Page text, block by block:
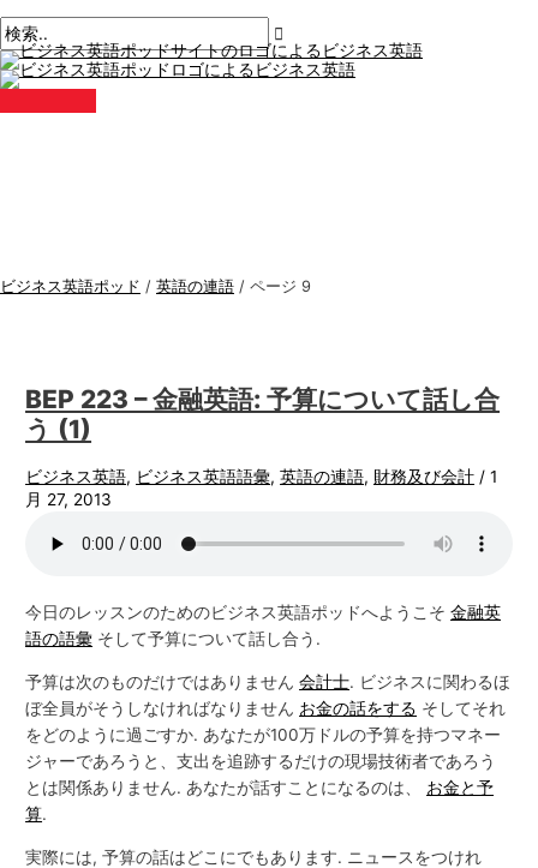
ン
テ
ン
ツ
イ
メ
ニ
ュ
ビジネス英語ポッド / 英語の連語 / ページ 9
BEP 223 – 金融英語: 予算について話し合
う (1)
ビジネス英語, ビジネス英語語彙,英語の連語, 財務及び会計 /1
月 27, 2013
今日のレッスンのためのビジネス英語ポッドへようこそ金融英
語の語彙 そして予算について話し合う.
予算は次のものだけではありません会計士. ビジネスに関わるほ
ぼ全員がそうしなければなりません お金の話をする そしてそれ
をどのように過ごすか. あなたが100万ドルの予算を持つマネー
ジャーであろうと、支出を追跡するだけの現場技術者であろう
とは関係ありません. あなたが話すことになるのは、 お金と予
算.
実際には, 予算の話はどこにでもあります. ニュースをつけれ
ー
ジ
ネ
ー
ペ
シ
ビ
ジ
ネ
ス
検
索
す
る